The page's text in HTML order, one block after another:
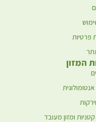
פרטיות
המזון
ומזון מעובד